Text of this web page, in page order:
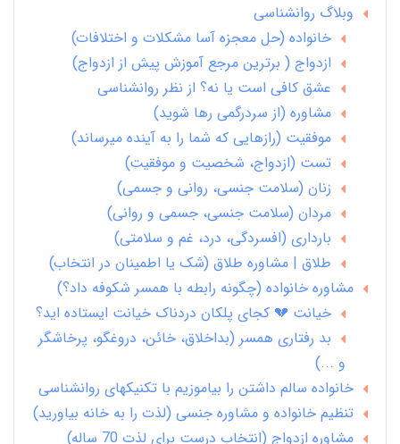
وبلاگ روانشناسی
خانواده (حل معجزه آسا مشکلات و اختلافات)
ازدواج ( برترین مرجع آموزش پیش از ازدواج)
عشق کافی است یا نه؟ از نظر روانشناسی
مشاوره (از سردرگمی رها شوید)
موفقیت (رازهایی که شما را به آینده میرساند)
تست (ازدواج، شخصیت و موفقیت)
زنان (سلامت جنسی، روانی و جسمی)
مردان (سلامت جنسی، جسمی و روانی)
بارداری (افسردگی، درد، غم و سلامتی)
طلاق | مشاوره طلاق (شک یا اطمینان در انتخاب)
مشاوره خانواده (چگونه رابطه با همسر شکوفه داد؟)
خیانت 💔 کجای پلکان دردناک خیانت ایستاده اید؟
بد رفتاری همسر (بداخلاق، خائن، دروغگو، پرخاشگر
و ...)
خانواده سالم داشتن را بیاموزیم با تکنیکهای روانشناسی
تنظیم خانواده و مشاوره جنسی (لذت را به خانه بیاورید)
مشاوره ازدواج (انتخاب درست برای لذت 70 ساله)